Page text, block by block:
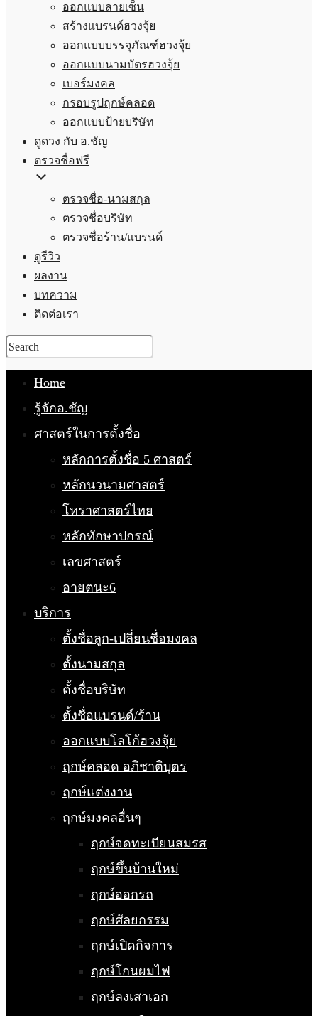
ออกแบบลายเซ็น
สร้างแบรนด์ฮวงจุ้ย
ออกแบบบรรจุภัณฑ์ฮวงจุ้ย
ออกแบบนามบัตรฮวงจุ้ย
เบอร์มงคล
กรอบรูปฤกษ์คลอด
ออกแบบป้ายบริษัท
ดูดวง กับ อ.ชัญ
ตรวจชื่อฟรี
ตรวจชื่อ-นามสกุล
ตรวจชื่อบริษัท
ตรวจชื่อร้าน/แบรนด์
ดูรีวิว
ผลงาน
บทความ
ติดต่อเรา
Home
รู้จักอ.ชัญ
ศาสตร์ในการตั้งชื่อ
หลักการตั้งชื่อ 5 ศาสตร์
หลักนวนามศาสตร์
โหราศาสตร์ไทย
หลักทักษาปกรณ์
เลขศาสตร์
อายตนะ6
บริการ
ตั้งชื่อลูก-เปลี่ยนชื่อมงคล
ตั้งนามสกุล
ตั้งชื่อบริษัท
ตั้งชื่อแบรนด์/ร้าน
ออกแบบโลโก้ฮวงจุ้ย
ฤกษ์คลอด อภิชาติบุตร
ฤกษ์แต่งงาน
ฤกษ์มงคลอื่นๆ
ฤกษ์จดทะเบียนสมรส
ฤกษ์ขึ้นบ้านใหม่
ฤกษ์ออกรถ
ฤกษ์ศัลยกรรม
ฤกษ์เปิดกิจการ
ฤกษ์โกนผมไฟ
ฤกษ์ลงเสาเอก